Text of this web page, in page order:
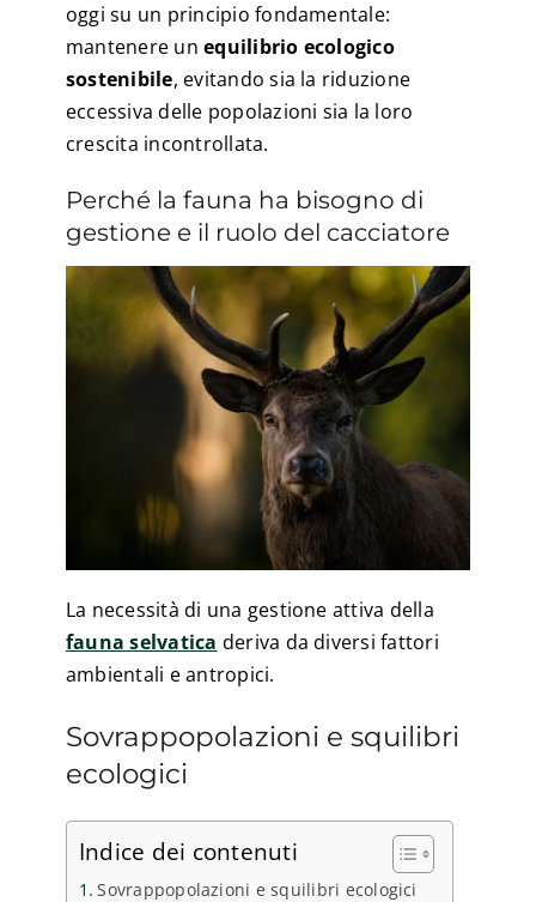
oggi su un principio fondamentale:
mantenere unequilibrio ecologico
sostenibile, evitando sia la riduzione
eccessiva delle popolazioni sia la loro
crescita incontrollata.
Perché la fauna ha bisogno di
gestione e il ruolo del cacciatore
La necessità di una gestione attiva della
fauna selvatica deriva da diversi fattori
ambientali e antropici.
Sovrappopolazioni e squilibri
ecologici
Indice dei contenuti
Sovrappopolazioni e squilibri ecologici